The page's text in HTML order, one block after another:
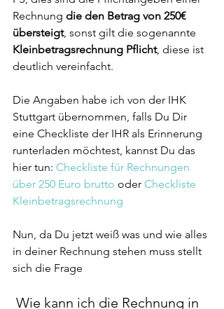
Rechnung die den Betrag von 250€
übersteigt, sonst gilt die sogenannte
Kleinbetragsrechnung Pflicht, diese ist
deutlich vereinfacht.
Die Angaben habe ich von der IHK
Stuttgart übernommen, falls Du Dir
eine Checkliste der IHR als Erinnerung
runterladen möchtest, kannst Du das
hier tun: Checkliste für Rechnungen
über 250 Euro brutto oder Checkliste
Kleinbetragsrechnung
Nun, da Du jetzt weiß was und wie alles
in deiner Rechnung stehen muss stellt
sich die Frage